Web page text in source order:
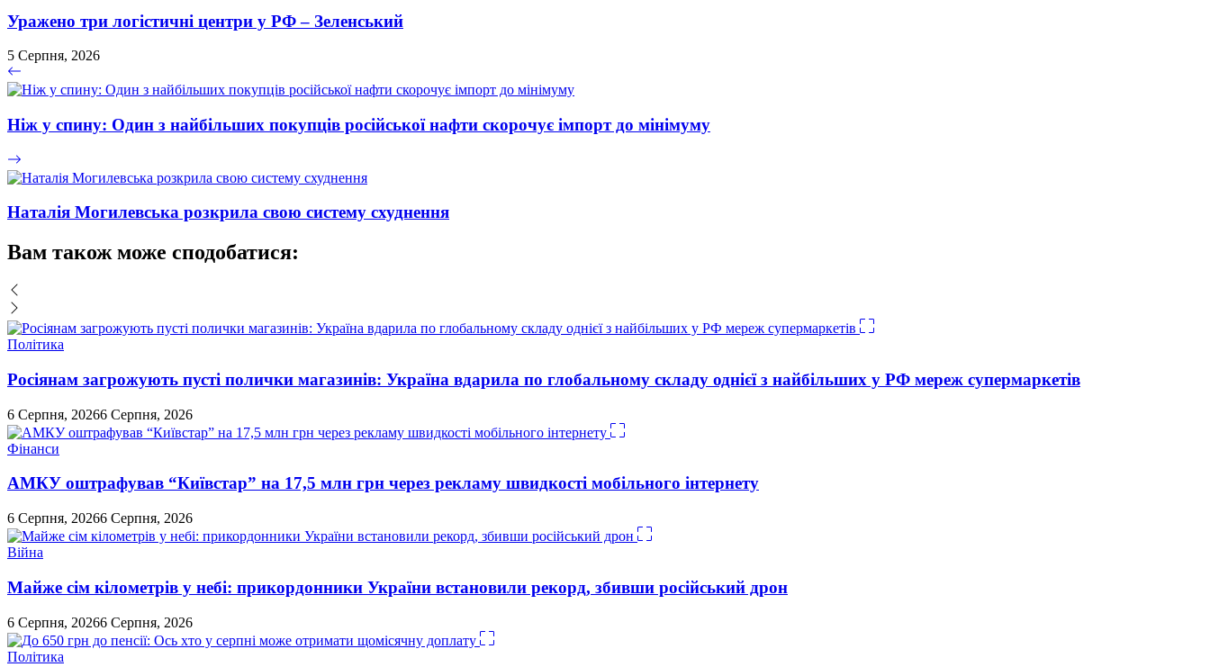
Уражено три логістичні центри у РФ – Зеленський
5 Серпня, 2026
Ніж у спину: Один з найбільших покупців російської нафти скорочує імпорт до мінімуму
Наталія Могилевська розкрила свою систему схуднення
Вам також може сподобатися:
Політика
Росіянам загрожують пусті полички магазинів: Україна вдарила по глобальному складу однієї з найбільших у РФ мереж супермаркетів
6 Серпня, 20266 Серпня, 2026
Фінанси
АМКУ оштрафував “Київстар” на 17,5 млн грн через рекламу швидкості мобільного інтернету
6 Серпня, 20266 Серпня, 2026
Війна
Майже сім кілометрів у небі: прикордонники України встановили рекорд, збивши російський дрон
6 Серпня, 20266 Серпня, 2026
Політика